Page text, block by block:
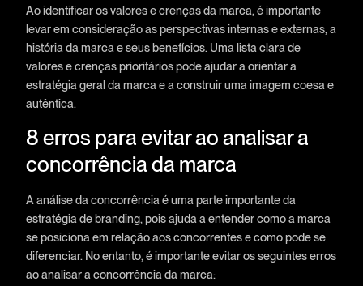
Ao identificar os valores e crenças da marca, é importante
levar em consideração as perspectivas internas e externas, a
história da marca e seus benefícios. Uma lista clara de
valores e crenças prioritários pode ajudar a orientar a
estratégia geral da marca e a construir uma imagem coesa e
autêntica.
8 erros para evitar ao analisar a
concorrência da marca
A análise da concorrência é uma parte importante da
estratégia de branding, pois ajuda a entender como a marca
se posiciona em relação aos concorrentes e como pode se
diferenciar. No entanto, é importante evitar os seguintes erros
ao analisar a concorrência da marca: